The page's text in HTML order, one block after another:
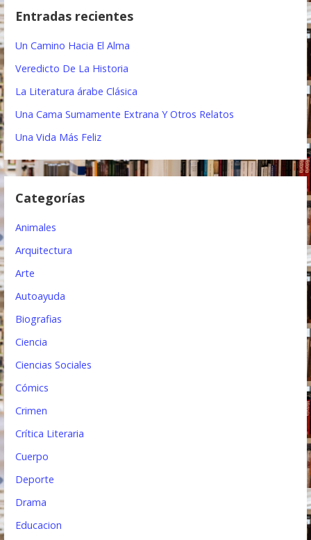
a
ó
n
d
n
d
a
Entradas recientes
Un Camino Hacia El Alma
Veredicto De La Historia
La Literatura árabe Clásica
Una Cama Sumamente Extrana Y Otros Relatos
Una Vida Más Feliz
Categorías
Animales
Arquitectura
Arte
Autoayuda
Biografias
Ciencia
Ciencias Sociales
Cómics
Crimen
Crítica Literaria
Cuerpo
Deporte
Drama
Educacion